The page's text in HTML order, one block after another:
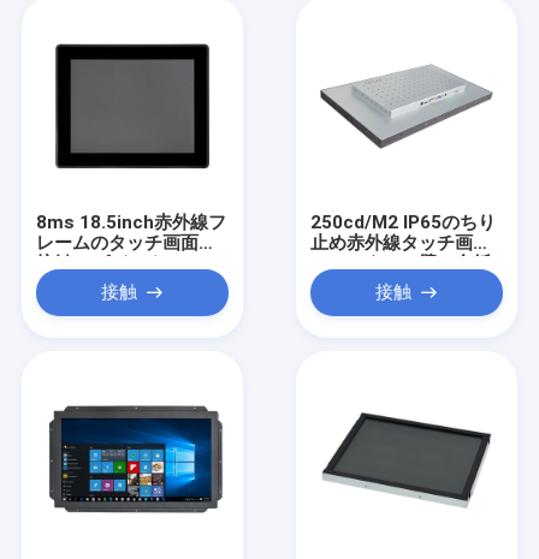
8ms 18.5inch赤外線フ
レームのタッチ画面多
接触
250cd/M2 IP65のちり
止め赤外線タッチ画面
接触